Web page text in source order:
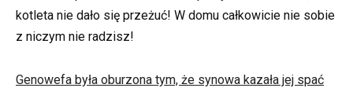
kotleta nie dało się przeżuć! W domu całkowicie nie sobie
z niczym nie radzisz!
Genowefa była oburzona tym, że synowa kazała jej spać